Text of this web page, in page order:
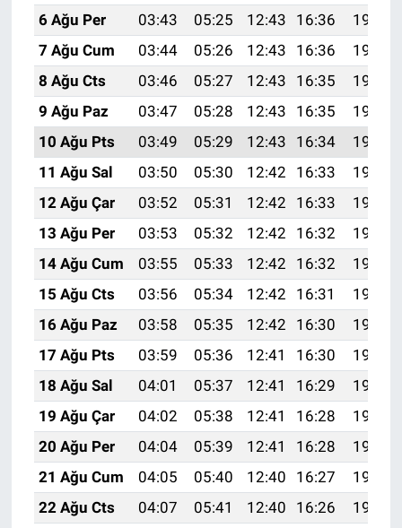
6 Ağu Per
03:43 05:25 12:43 16:36
19:51
7 Ağu Cum
03:44 05:26 12:43 16:36
19:50
8 Ağu Cts
03:46 05:27 12:43 16:35
19:49
9 Ağu Paz
03:47 05:28 12:43 16:35
19:47
10 Ağu Pts
03:49 05:29 12:43 16:34
19:46
11 Ağu Sal
03:50 05:30 12:42 16:33
19:45
12 Ağu Çar
03:52 05:31 12:42 16:33
19:43
13 Ağu Per
03:53 05:32 12:42 16:32
19:42
14 Ağu Cum
03:55 05:33 12:42 16:32
19:41
15 Ağu Cts
03:56 05:34 12:42 16:31
19:39
16 Ağu Paz
03:58 05:35 12:42 16:30
19:38
17 Ağu Pts
03:59 05:36 12:41 16:30
19:36
18 Ağu Sal
04:01 05:37 12:41 16:29
19:35
19 Ağu Çar
04:02 05:38 12:41 16:28
19:34
20 Ağu Per
04:04 05:39 12:41 16:28
19:32
21 Ağu Cum
04:05 05:40 12:40 16:27
19:31
22 Ağu Cts
04:07 05:41 12:40 16:26
19:29